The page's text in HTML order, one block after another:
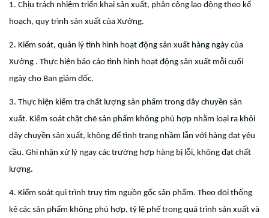
1. Chịu trách nhiệm triển khai sản xuất, phân công lao động theo kế
hoạch, quy trình sản xuất của Xưởng.
2. Kiểm soát, quản lý tình hình hoạt động sản xuất hàng ngày của
Xưởng . Thực hiện báo cáo tình hình hoạt động sản xuất mỗi cuối
ngày cho Ban giám đốc.
3. Thực hiện kiểm tra chất lượng sản phẩm trong dây chuyền sản
xuất. Kiểm soát chặt chẽ sản phẩm không phù hợp nhằm loại ra khỏi
dây chuyền sản xuất, không để tình trạng nhầm lẫn với hàng đạt yêu
cầu. Ghi nhận xử lý ngay các trường hợp hàng bị lỗi, không đạt chất
lượng.
4. Kiểm soát qui trình truy tìm nguồn gốc sản phẩm. Theo dõi thống
kê các sản phẩm không phù hợp, tỷ lệ phế trong quá trình sản xuất và